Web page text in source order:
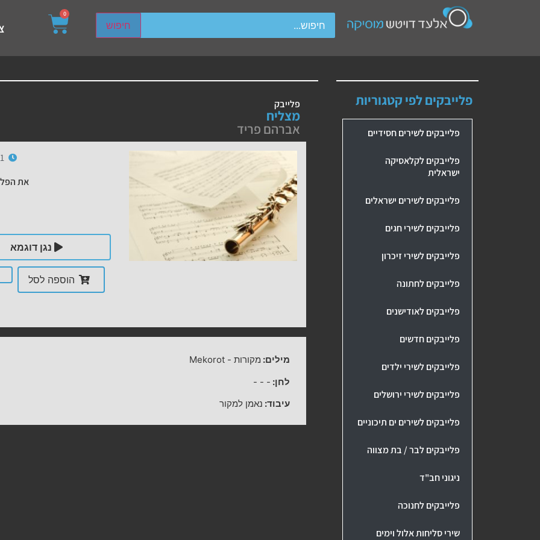
חיפוש
page. Touch device users, explore by touch or with swipe gestures.
0
פלייבקים לפי קטגוריות
פלייבקים לשירים חסידיים
פלייבקים לקלאסיקה
ישראלית
פלייבקים לשירים ישראלים
פלייבקים לשירי חגים
פלייבקים לשירי זיכרון
פלייבקים לחתונה
פלייבקים לאודישנים
פלייבקים חדשים
פלייבקים לשירי ילדים
פלייבקים לשירי ירושלים
פלייבקים לשירים ים תיכוניים
פלייבקים לבר / בת מצווה
ניגוני חב"ד
פלייבקים לחנוכה
שירי סליחות אלול וימים
פלייבק
מצליח
אברהם פריד
את
נגן דוגמא
הוספה לסל
מילים: מקורות-
Mekorot
לחן: -
-
-
עיבוד: נאמן למקור